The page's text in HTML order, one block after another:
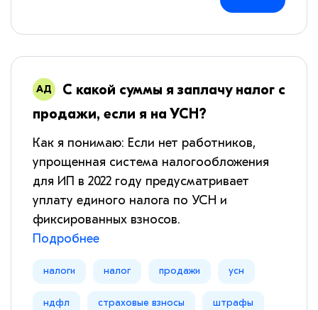
С какой суммы я заплачу налог с
продажи, если я на УСН?
Как я понимаю: Если нет работников,
упрощенная система налогообложения
для ИП в 2022 году предусматривает
уплату единого налога по УСН и
фиксированных взносов.
Подробнее
налоги налог продажи усн
ндфл страховые взносы штрафы